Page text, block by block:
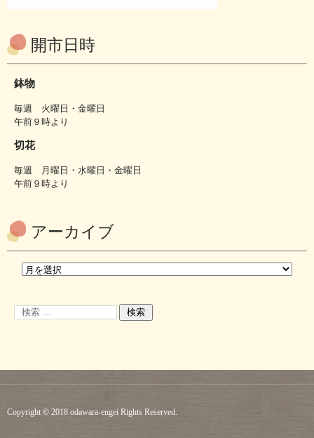
開市日時
鉢物
毎週 火曜日・金曜日
午前９時より
切花
毎週 月曜日・水曜日・金曜日
午前９時より
アーカイブ
Copyright © 2018 odawara-engei Rights Reserved.